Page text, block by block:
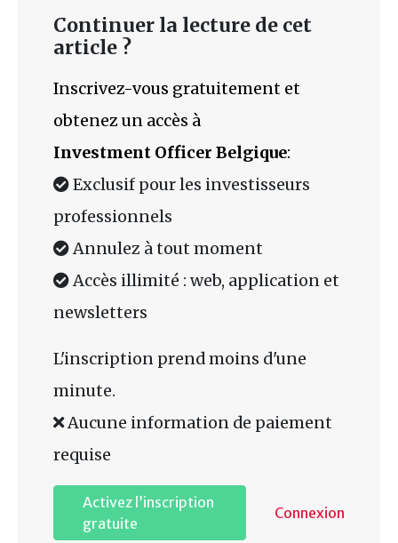
Continuer la lecture de cet
article ?
Inscrivez-vous gratuitement et
obtenez un accès à
Investment Officer Belgique:
Exclusif pour les investisseurs
professionnels
Annulez à tout moment
Accès illimité : web, application et
newsletters
L'inscription prend moins d'une
minute.
Aucune information de paiement
requise
Activez l’inscription
gratuite
Connexion